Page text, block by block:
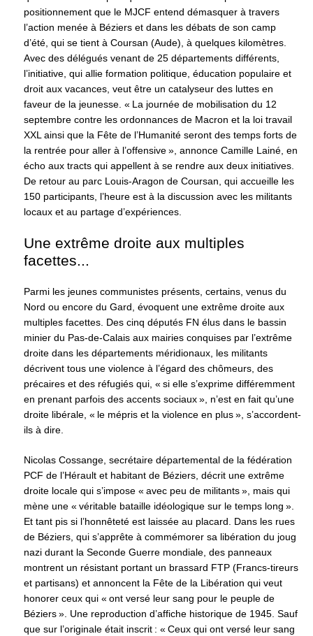
positionnement que le MJCF entend démasquer à travers
l’action menée à Béziers et dans les débats de son camp
d’été, qui se tient à Coursan (Aude), à quelques kilomètres.
Avec des délégués venant de 25 départements différents,
l’initiative, qui allie formation politique, éducation populaire et
droit aux vacances, veut être un catalyseur des luttes en
faveur de la jeunesse. « La journée de mobilisation du 12
septembre contre les ordonnances de Macron et la loi travail
XXL ainsi que la Fête de l’Humanité seront des temps forts de
la rentrée pour aller à l’offensive », annonce Camille Lainé, en
écho aux tracts qui appellent à se rendre aux deux initiatives.
De retour au parc Louis-Aragon de Coursan, qui accueille les
150 participants, l’heure est à la discussion avec les militants
locaux et au partage d’expériences.
Une extrême droite aux multiples
facettes...
Parmi les jeunes communistes présents, certains, venus du
Nord ou encore du Gard, évoquent une extrême droite aux
multiples facettes. Des cinq députés FN élus dans le bassin
minier du Pas-de-Calais aux mairies conquises par l’extrême
droite dans les départements méridionaux, les militants
décrivent tous une violence à l’égard des chômeurs, des
précaires et des réfugiés qui, « si elle s’exprime différemment
en prenant parfois des accents sociaux », n’est en fait qu’une
droite libérale, « le mépris et la violence en plus », s’accordent-
ils à dire.
Nicolas Cossange, secrétaire départemental de la fédération
PCF de l’Hérault et habitant de Béziers, décrit une extrême
droite locale qui s’impose « avec peu de militants », mais qui
mène une « véritable bataille idéologique sur le temps long ».
Et tant pis si l’honnêteté est laissée au placard. Dans les rues
de Béziers, qui s’apprête à commémorer sa libération du joug
nazi durant la Seconde Guerre mondiale, des panneaux
montrent un résistant portant un brassard FTP (Francs-tireurs
et partisans) et annoncent la Fête de la Libération qui veut
honorer ceux qui « ont versé leur sang pour le peuple de
Béziers ». Une reproduction d’affiche historique de 1945. Sauf
que sur l’originale était inscrit : « Ceux qui ont versé leur sang